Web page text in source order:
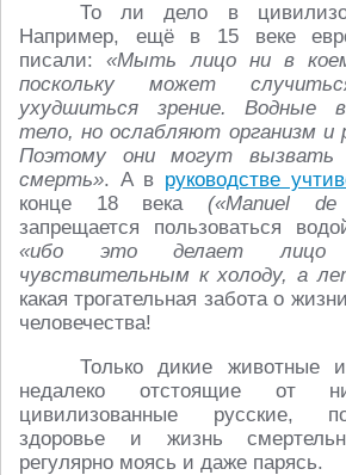
То ли дело в
Например, ещё в 15 веке
писали:«Мыть лицо ни в
поскольку может
ухудшиться зрение. Водные
тело, но ослабляют организм
Поэтому они могут вызвать
смерть». А в руководстве
конце 18 века («Manuel
запрещается пользоваться
«ибо это делает лицо
чувствительным к холоду, а
какая трогательная забота о
человечества!
Только дикие
недалеко отстоящие от
цивилизованные русские,
здоровье и жизнь
регулярно моясь и даже парясь.